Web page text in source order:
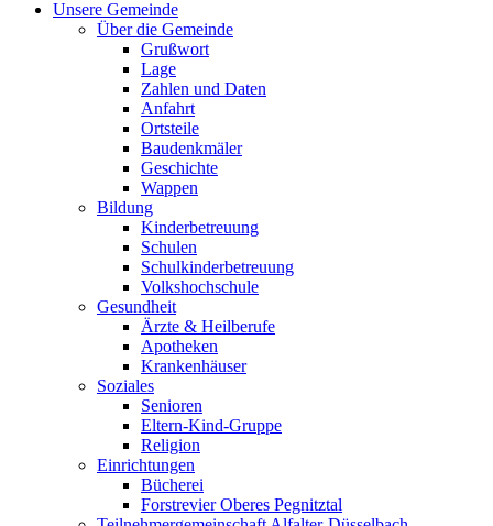
Unsere Gemeinde
Über die Gemeinde
Grußwort
Lage
Zahlen und Daten
Anfahrt
Ortsteile
Baudenkmäler
Geschichte
Wappen
Bildung
Kinderbetreuung
Schulen
Schulkinderbetreuung
Volkshochschule
Gesundheit
Ärzte & Heilberufe
Apotheken
Krankenhäuser
Soziales
Senioren
Eltern-Kind-Gruppe
Religion
Einrichtungen
Bücherei
Forstrevier Oberes Pegnitztal